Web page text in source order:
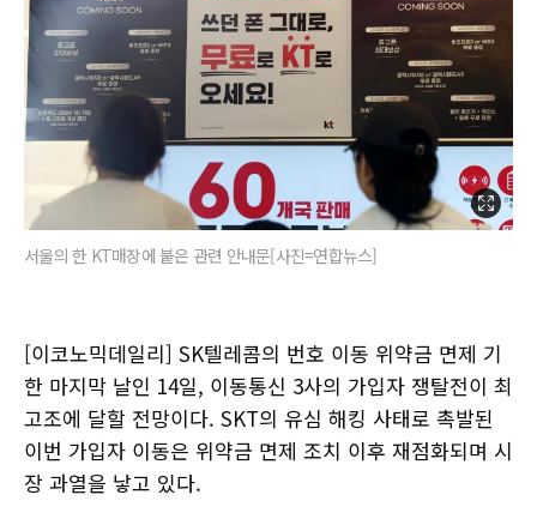
서울의 한 KT매장에 붙은 관련 안내문[사진=연합뉴스]
[이코노믹데일리] SK텔레콤의 번호 이동 위약금 면제 기
한 마지막 날인 14일, 이동통신 3사의 가입자 쟁탈전이 최
고조에 달할 전망이다. SKT의 유심 해킹 사태로 촉발된
이번 가입자 이동은 위약금 면제 조치 이후 재점화되며 시
장 과열을 낳고 있다.